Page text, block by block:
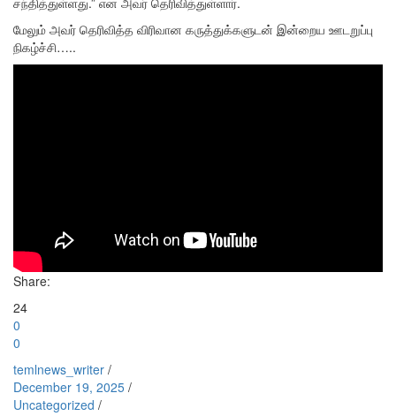
மேலும் அவர் தெரிவித்த விரிவான கருத்துக்களுடன் இன்றைய ஊடறுப்பு
நிகழ்ச்சி…..
Share:
24
0
0
temlnews_writer /
December 19, 2025 /
Uncategorized /